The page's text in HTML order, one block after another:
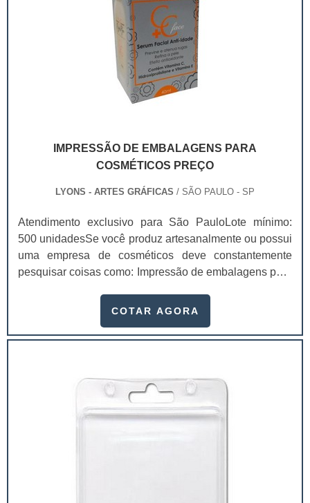
IMPRESSÃO DE EMBALAGENS PARA
COSMÉTICOS PREÇO
LYONS - ARTES GRÁFICAS / SÃO PAULO - SP
Atendimento exclusivo para São PauloLote mínimo:
500 unidadesSe você produz artesanalmente ou possui
uma empresa de cosméticos deve constantemente
pesquisar coisas como: Impressão de embalagens para
um investimento necessário para quem está no
extremamente competitivo, assim, as embalagens
COTAR AGORA